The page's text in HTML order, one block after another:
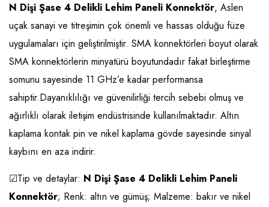
N Dişi Şase 4 Delikli Lehim Paneli Konnektör, Aslen
uçak sanayi ve titreşimin çok önemli ve hassas olduğu füze
uygulamaları için geliştirilmiştir. SMA konnektörleri boyut olarak
SMA konnektörlerin minyatürü boyutundadır fakat birleştirme
somunu sayesinde 11 GHz’e kadar performansa
sahiptir.Dayanıklılığı ve güvenilirliği tercih sebebi olmuş ve
ağırlıklı olarak iletişim endüstrisinde kullanılmaktadır. Altın
kaplama kontak pin ve nikel kaplama gövde sayesinde sinyal
kaybını en aza indirir.
☑Tip ve detaylar: N Dişi Şase 4 Delikli Lehim Paneli
Konnektör; Renk: altın ve gümüş; Malzeme: bakır ve nikel